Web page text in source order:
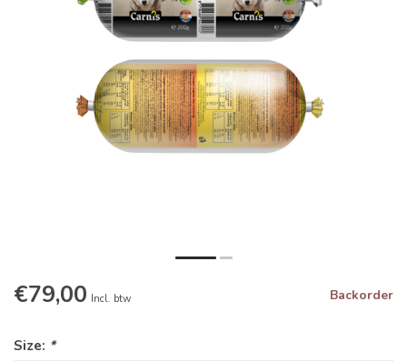
€79,00 Incl. btw Backorder
Size: *